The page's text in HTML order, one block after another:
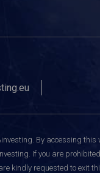
By accessing this
If you are
kindly requested to exit